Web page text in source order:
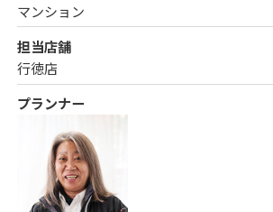
マンション
担当店舗
行徳店
プランナー